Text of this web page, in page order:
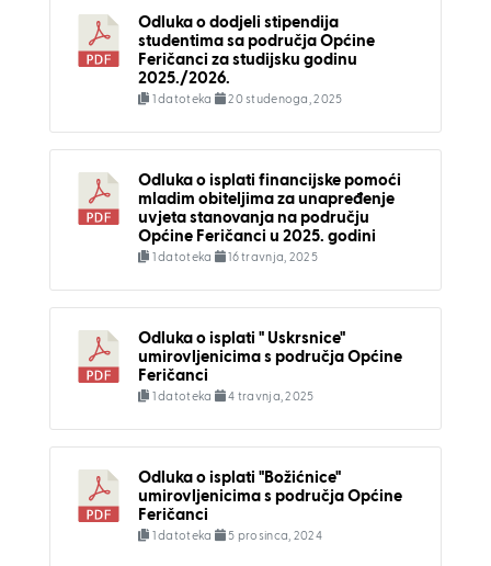
Odluka o dodjeli stipendija
studentima sa područja Općine
Feričanci za studijsku godinu
2025./2026.
1 datoteka 20 studenoga, 2025
Odluka o isplati financijske pomoći
mladim obiteljima za unapređenje
uvjeta stanovanja na području
Općine Feričanci u 2025. godini
1 datoteka 16 travnja, 2025
Odluka o isplati " Uskrsnice"
umirovljenicima s područja Općine
Feričanci
1 datoteka 4 travnja, 2025
Odluka o isplati "Božićnice"
umirovljenicima s područja Općine
Feričanci
1 datoteka 5 prosinca, 2024